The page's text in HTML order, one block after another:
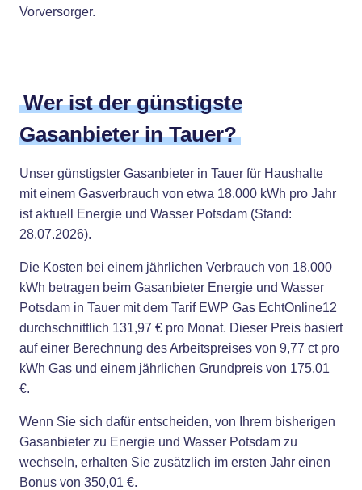
Vorversorger.
Wer ist der günstigste
Gasanbieter in Tauer?
Unser günstigster Gasanbieter in Tauer für Haushalte
mit einem Gasverbrauch von etwa 18.000 kWh pro Jahr
ist aktuell Energie und Wasser Potsdam (Stand:
28.07.2026).
Die Kosten bei einem jährlichen Verbrauch von 18.000
kWh betragen beim Gasanbieter Energie und Wasser
Potsdam in Tauer mit dem Tarif EWP Gas EchtOnline12
durchschnittlich 131,97 € pro Monat. Dieser Preis basiert
auf einer Berechnung des Arbeitspreises von 9,77 ct pro
kWh Gas und einem jährlichen Grundpreis von 175,01
€.
Wenn Sie sich dafür entscheiden, von Ihrem bisherigen
Gasanbieter zu Energie und Wasser Potsdam zu
wechseln, erhalten Sie zusätzlich im ersten Jahr einen
Bonus von 350,01 €.